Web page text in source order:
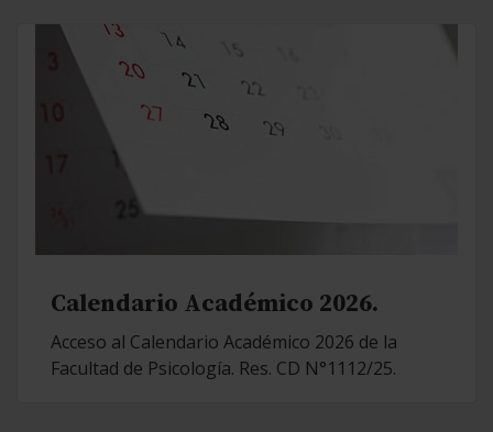
Calendario Académico 2026.
Acceso al Calendario Académico 2026 de la
Facultad de Psicología. Res. CD N°1112/25.